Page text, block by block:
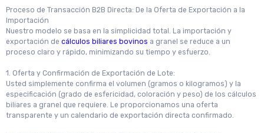
Proceso de Transacción B2B Directa: De la Oferta de Exportación a la
Importación
Nuestro modelo se basa en la simplicidad total. La importación y
exportación de cálculos biliares bovinos a granel se reduce a un
proceso claro y rápido, minimizando su tiempo y esfuerzo.
1. Oferta y Confirmación de Exportación de Lote:
Usted simplemente confirma el volumen (gramos o kilogramos) y la
especificación (grado de esfericidad, coloración y peso) de los cálculos
biliares a granel que requiere. Le proporcionamos una oferta
transparente y un calendario de exportación directa confirmado.